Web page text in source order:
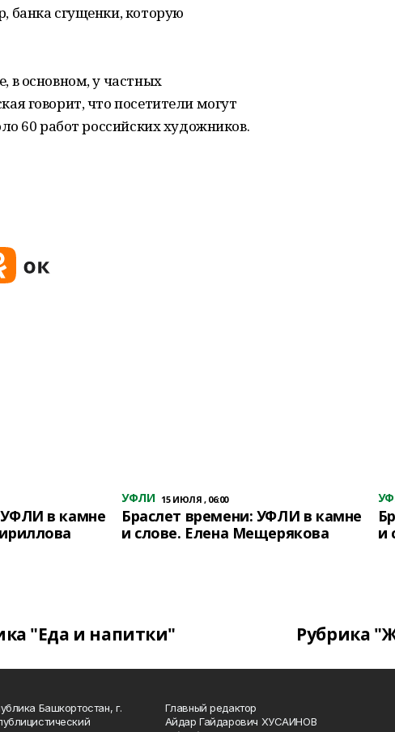
банка сгущенки, которую
в основном, у частных
говорит, что посетители могут
60 работ российских художников.
УФЛИ в камне
УФЛИ 15 ИЮЛЯ , 06:00
Браслет времени: УФЛИ в камне
и слове. Елена Мещерякова
и
"Еда и напитки" Рубрика
Башкортостан, г.
Главный редактор
Айдар Гайдарович ХУСАИНОВ